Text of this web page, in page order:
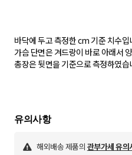
바닥에 두고 측정한 cm 기준 치수입
가슴 단면은 겨드랑이 바로 아래서
총장은 뒷면을 기준으로 측정하였습
유의사항
해외배송 제품의 관부가세 유의